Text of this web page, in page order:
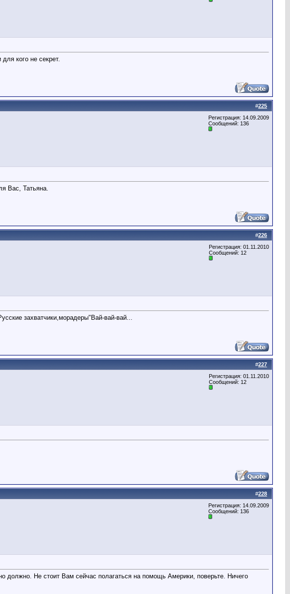
кого не секрет.
#225
Регистрация: 14.09.2009
Сообщений: 136
Вас, Татьяна.
#226
Регистрация: 01.11.2010
Сообщений: 12
захватчики,морадеры"Вай-вай-вай...
#227
Регистрация: 01.11.2010
Сообщений: 12
#228
Регистрация: 14.09.2009
Сообщений: 136
должно. Не стоит Вам сейчас полагаться на помощь Америки, поверьте. Ничего